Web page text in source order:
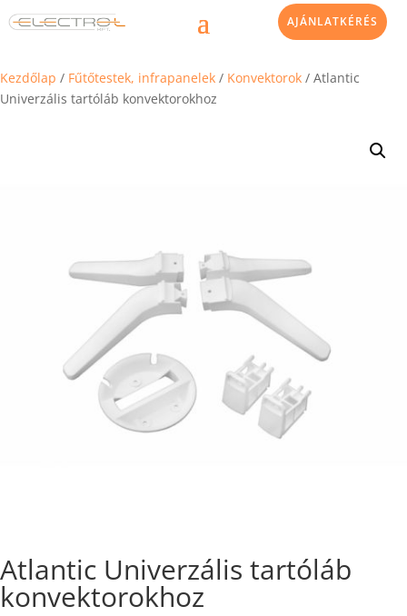
AJÁNLATKÉRÉS
Kezdőlap / Fűtőtestek, infrapanelek / Konvektorok / Atlantic
Univerzális tartóláb konvektorokhoz
Atlantic Univerzális tartóláb
konvektorokhoz